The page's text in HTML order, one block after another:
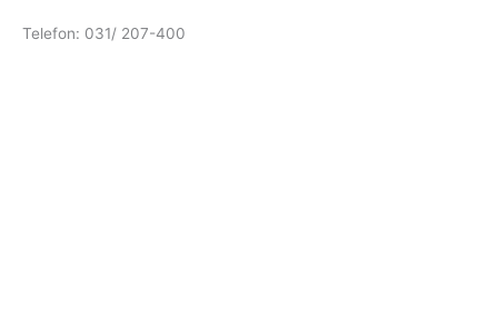
Telefon: 031/ 207-400